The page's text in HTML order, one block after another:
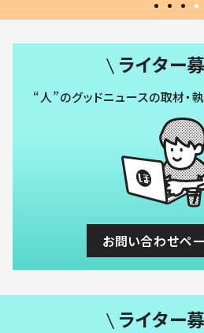
ライター募
“人”のグッドニュースの取材・
お問い合わせペ
ライター募